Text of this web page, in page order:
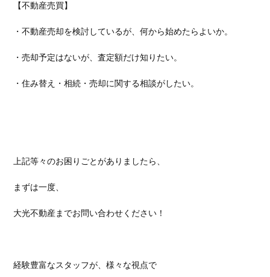
【不動産売買】
・不動産売却を検討しているが、何から始めたらよいか。
・売却予定はないが、査定額だけ知りたい。
・住み替え・相続・売却に関する相談がしたい。
上記等々のお困りごとがありましたら、
まずは一度、
大光不動産までお問い合わせください！
経験豊富なスタッフが、様々な視点で